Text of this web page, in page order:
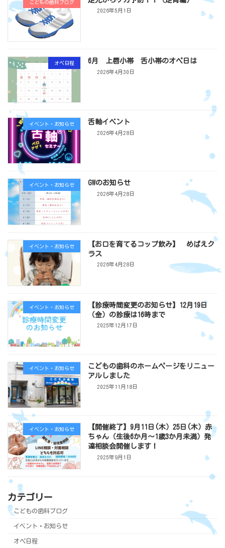
こどもの歯科ブログ
2026年5月1日
オペ日程 6月 上唇小帯 舌小帯のオペ日は
2026年4月30日
イベント・お知らせ 舌軸イベント
2026年4月28日
イベント・お知らせ GWのお知らせ
2026年4月28日
イベント・お知らせ
【お口を育てるコップ飲み】 めばえク
ラス
2026年4月28日
イベント・お知らせ
【診療時間変更のお知らせ】12月19日
（金）の診療は16時まで
2025年12月17日
イベント・お知らせ
こどもの歯科のホームページをリニュー
アルしました
2025年11月18日
イベント・お知らせ
【開催終了】9月11日(木）25日(木）赤
ちゃん（生後6か月～1歳3か月未満）発
達相談会開催します！
2025年9月1日
カテゴリー
こどもの歯科ブログ
イベント・お知らせ
オペ日程